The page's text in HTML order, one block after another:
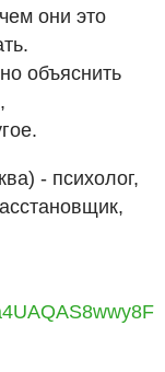
они это
объяснить
- психолог,